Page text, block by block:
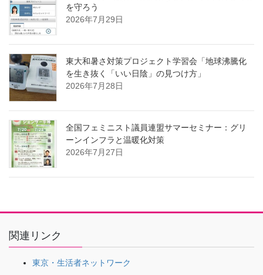
を守ろう
2026年7月29日
東大和暑さ対策プロジェクト学習会「地球沸騰化
を生き抜く「いい日陰」の見つけ方」
2026年7月28日
全国フェミニスト議員連盟サマーセミナー：グリ
ーンインフラと温暖化対策
2026年7月27日
関連リンク
東京・生活者ネットワーク